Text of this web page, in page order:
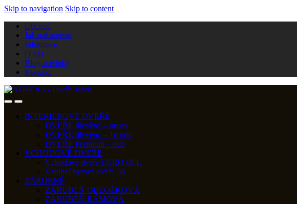
Skip to navigation Skip to content
Obchod
Jak nakupovat
Informace
O nás
Blog-novinky
Kontakt
INTERIÉROVÉ DVEŘE
DVEŘE dřevěné – masiv
DVEŘE dřevěné – Trendy
DVEŘE Premium – dub
VCHODOVÉ DVEŘE
Vchodové dveře EURO 68 L
Vstupní bytové dveře 50
ZÁRUBNĚ
ZÁRUBEŇ OBLOŽKOVÁ
ZÁRUBEŇ RÁMOVÁ